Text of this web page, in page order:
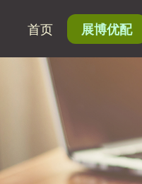
首页 展博优配